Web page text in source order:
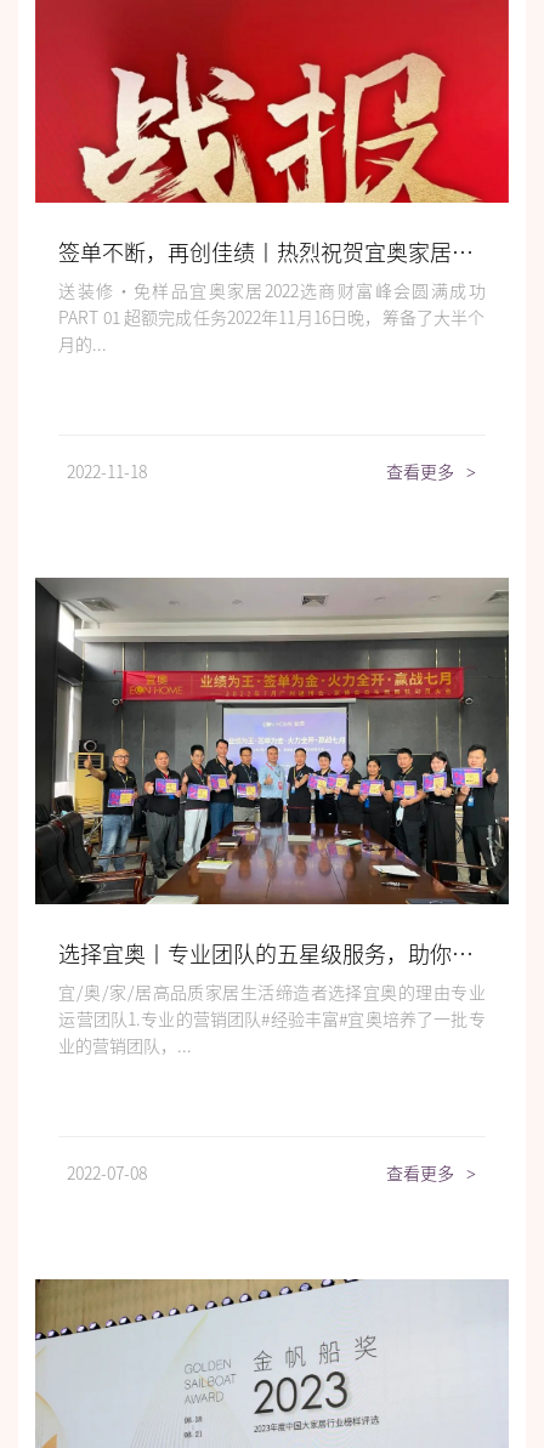
签单不断，再创佳绩丨热烈祝贺宜奥家居2022全国选商财富峰会取得圆满成功！
送装修·免样品宜奥家居2022选商财富峰会圆满成功
PART 01 超额完成任务2022年11月16日晚，筹备了大半个
月的...
2022-11-18 查看更多 >
选择宜奥丨专业团队的五星级服务，助你快乐赚钱不是梦
宜/奥/家/居高品质家居生活缔造者选择宜奥的理由专业
运营团队1.专业的营销团队#经验丰富#宜奥培养了一批专
业的营销团队，...
2022-07-08 查看更多 >